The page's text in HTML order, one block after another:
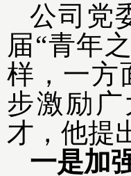
公司党
届“青年
样，一方
步激励
才，他提
一是加